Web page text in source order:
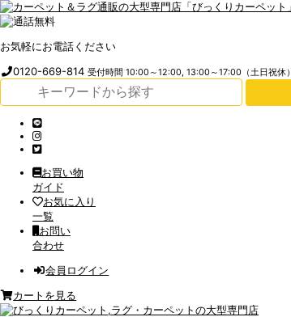
お気軽にお電話ください
0120-669-814受付時間 10:00～12:00, 13:00～17:00（土日祝休）
お買い物
ガイド
お気に入り
一覧
お問い
合わせ
会員ログイン
カートを見る